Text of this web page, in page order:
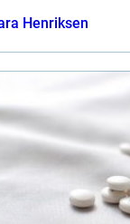
Henriksen